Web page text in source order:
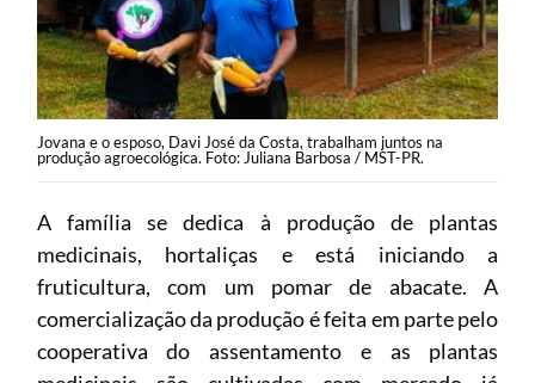
Jovana e o esposo, Davi José da Costa, trabalham juntos na
produção agroecológica. Foto: Juliana Barbosa / MST-PR.
A família se dedica à produção de plantas
medicinais, hortaliças e está iniciando a
fruticultura, com um pomar de abacate. A
comercialização da produção é feita em parte pelo
cooperativa do assentamento e as plantas